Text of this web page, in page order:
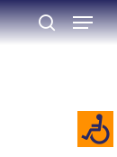
search
Menu